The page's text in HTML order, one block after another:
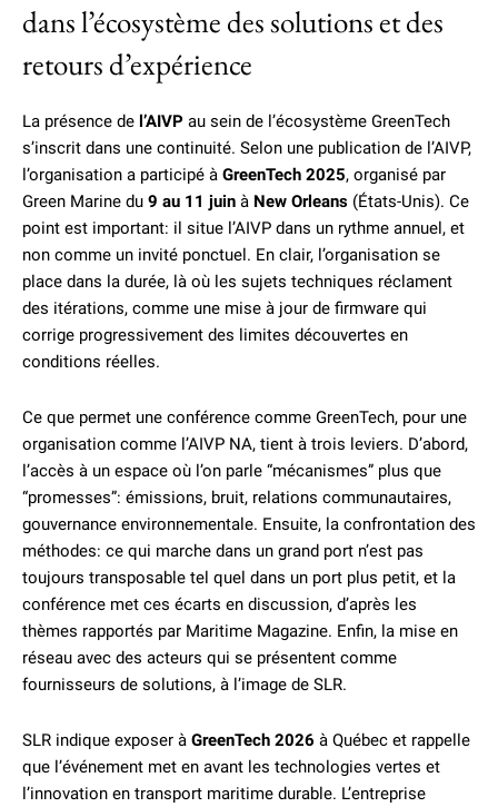
dans l’écosystème des solutions et des
retours d’expérience
La présence de l’AIVP au sein de l’écosystème GreenTech
s’inscrit dans une continuité. Selon une publication de l’AIVP,
l’organisation a participé à GreenTech 2025, organisé par
Green Marine du 9 au 11 juin à New Orleans (États-Unis). Ce
point est important: il situe l’AIVP dans un rythme annuel, et
non comme un invité ponctuel. En clair, l’organisation se
place dans la durée, là où les sujets techniques réclament
des itérations, comme une mise à jour de firmware qui
corrige progressivement des limites découvertes en
conditions réelles.
Ce que permet une conférence comme GreenTech, pour une
organisation comme l’AIVP NA, tient à trois leviers. D’abord,
l’accès à un espace où l’on parle “mécanismes” plus que
“promesses”: émissions, bruit, relations communautaires,
gouvernance environnementale. Ensuite, la confrontation des
méthodes: ce qui marche dans un grand port n’est pas
toujours transposable tel quel dans un port plus petit, et la
conférence met ces écarts en discussion, d’après les
thèmes rapportés par Maritime Magazine. Enfin, la mise en
réseau avec des acteurs qui se présentent comme
fournisseurs de solutions, à l’image de SLR.
SLR indique exposer à GreenTech 2026 à Québec et rappelle
que l’événement met en avant les technologies vertes et
l’innovation en transport maritime durable. L’entreprise